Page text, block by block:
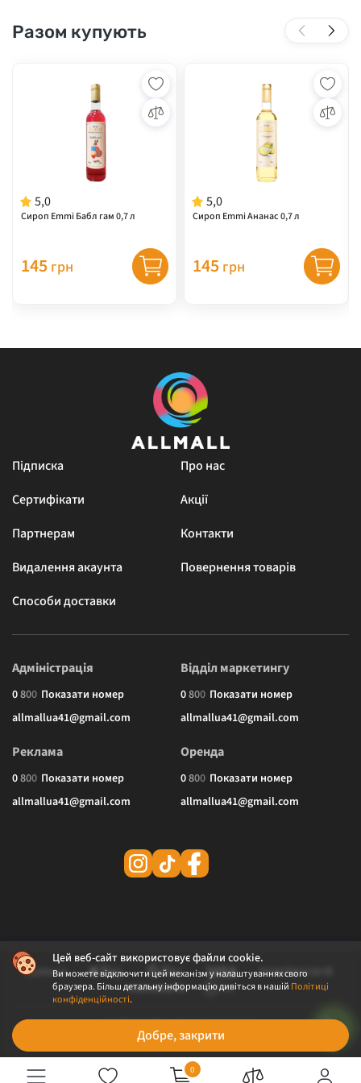
0
Разом купують
5,0
Cироп Emmi Бабл гам 0,7 л
145 грн
5,0
Сироп Emmi Ананас 0,7 л
145 грн
Цей веб-сайт використовує файли cookie.
Ви можете відключити цей механізм у налаштуваннях свого
браузера. Більш детальну інформацію дивіться в нашій Політиці
конфіденційності.
Добре, закрити
Підписка
Про нас
Сертифікати
Акції
Партнерам
Контакти
Видалення акаунта
Повернення товарів
Способи доставки
Адміністрація
0800 Показати номер
allmallua41@gmail.com
Відділ маркетингу
0800 Показати номер
allmallua41@gmail.com
Реклама
0800 Показати номер
allmallua41@gmail.com
Оренда
0800 Показати номер
allmallua41@gmail.com
© 2026 ALLMALL. Всі права захищені.
Політика конфіденційності